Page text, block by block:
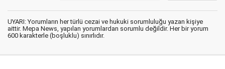
UYARI: Yorumların her türlü cezai ve hukuki sorumluluğu yazan kişiye
aittir. Mepa News, yapılan yorumlardan sorumlu değildir. Her bir yorum
600 karakterle (boşluklu) sınırlıdır.